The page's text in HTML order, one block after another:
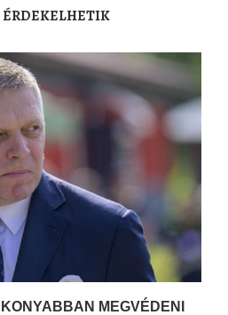
ÉRDEKELHETIK
MEGVÉDENI